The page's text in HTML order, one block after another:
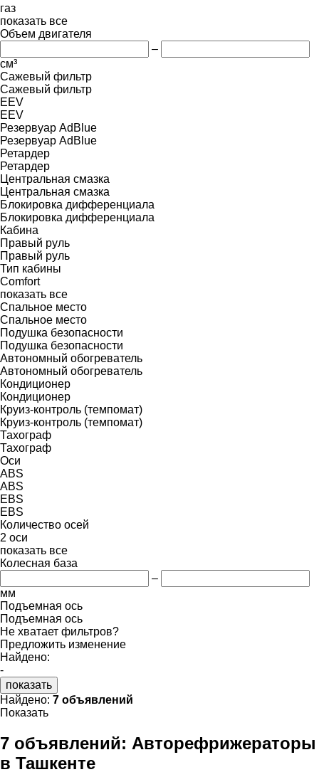
газ
показать все
Объем двигателя
–
см³
Сажевый фильтр
Сажевый фильтр
EEV
EEV
Резервуар AdBlue
Резервуар AdBlue
Ретардер
Ретардер
Центральная смазка
Центральная смазка
Блокировка дифференциала
Блокировка дифференциала
Кабина
Правый руль
Правый руль
Тип кабины
Comfort
показать все
Спальное место
Спальное место
Подушка безопасности
Подушка безопасности
Автономный обогреватель
Автономный обогреватель
Кондиционер
Кондиционер
Круиз-контроль (темпомат)
Круиз-контроль (темпомат)
Тахограф
Тахограф
Оси
ABS
ABS
EBS
EBS
Количество осей
2 оси
показать все
Колесная база
–
мм
Подъемная ось
Подъемная ось
Не хватает фильтров?
Предложить изменение
Найдено:
-
показать
Найдено: 7 объявлений
Показать
7 объявлений: Авторефрижераторы
в Ташкенте